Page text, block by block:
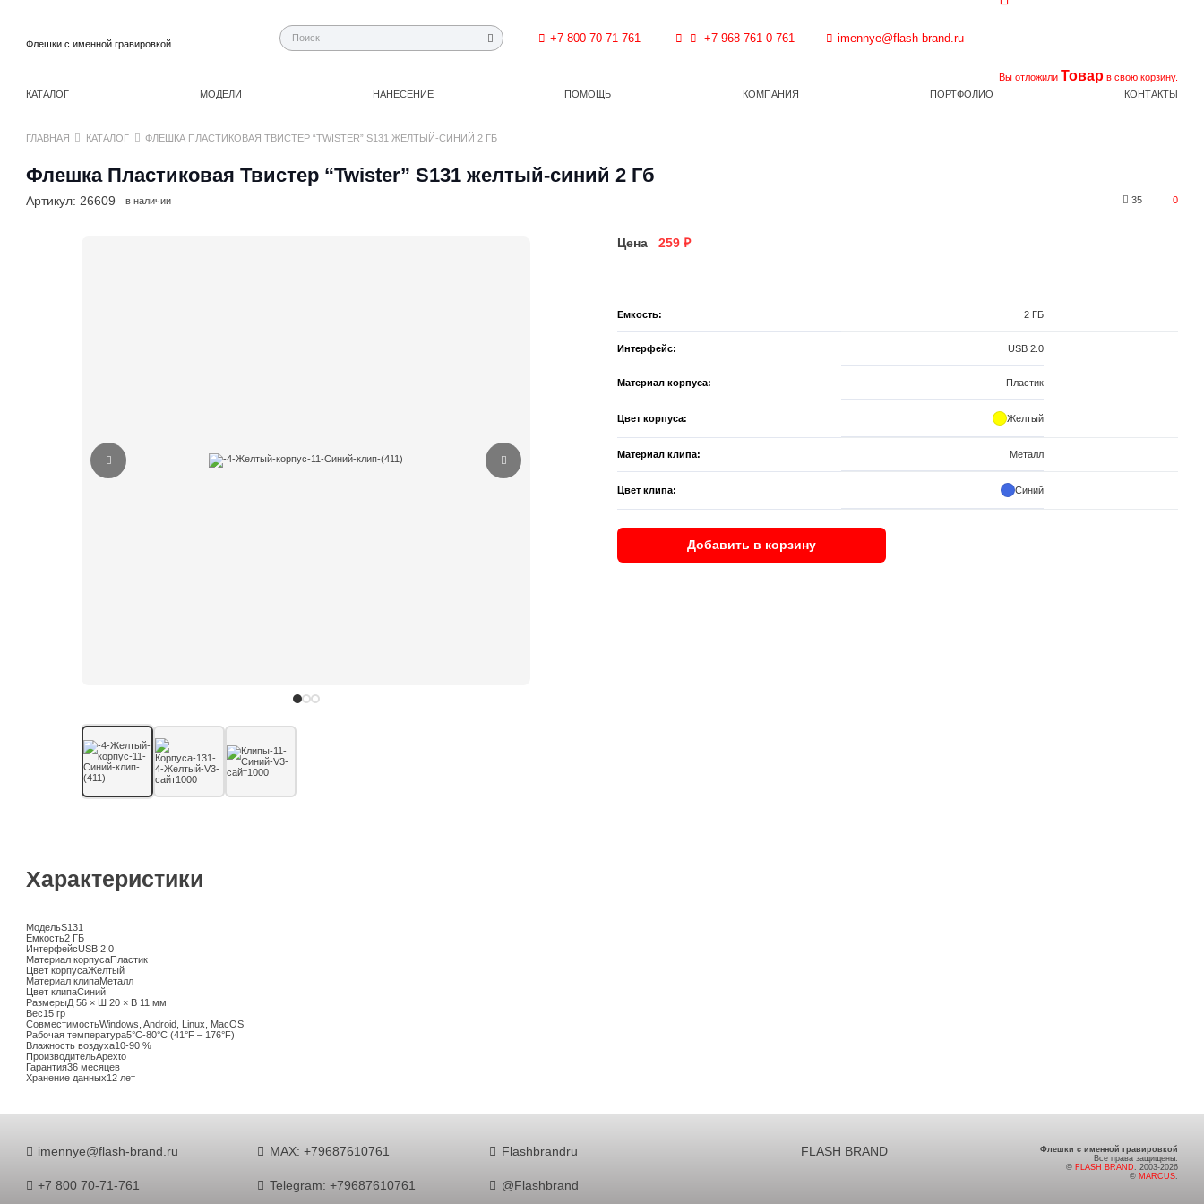
Флешки с именной гравировкой +7 800 70-71-761 +7 968 761-0-761 imennye@flash-brand.ru
Вы отложили Товар в свою корзину.
КАТАЛОГ
МОДЕЛИ НАНЕСЕНИЕ ПОМОЩЬ КОМПАНИЯ ПОРТФОЛИО КОНТАКТЫ
ГЛАВНАЯ КАТАЛОГ ФЛЕШКА ПЛАСТИКОВАЯ ТВИСТЕР “TWISTER” S131 ЖЕЛТЫЙ-СИНИЙ 2 ГБ
Флешка Пластиковая Твистер “Twister” S131 желтый-синий 2 Гб
Артикул: 26609 в наличии 35 0
Цена 259 ₽
Емкость: 2 ГБ
Интерфейс: USB 2.0
Материал корпуса: Пластик
Цвет корпуса: Желтый
Материал клипа: Металл
Цвет клипа: Синий
Добавить в корзину
Характеристики
МодельS131
Емкость2 ГБ
ИнтерфейсUSB 2.0
Материал корпусаПластик
Цвет корпусаЖелтый
Материал клипаМеталл
Цвет клипаСиний
РазмерыД 56 × Ш 20 × В 11 мм
Вес15 гр
СовместимостьWindows, Android, Linux, MacOS
Рабочая температура5°C-80°C (41°F – 176°F)
Влажность воздуха10-90 %
ПроизводительApexto
Гарантия36 месяцев
Хранение данных12 лет
imennye@flash-brand.ru
+7 800 70-71-761
MAX: +79687610761
Telegram: +79687610761
Flashbrandru
@Flashbrand
FLASH BRAND
Флешки с именной гравировкой
Все права защищены.
© FLASH BRAND
. 2003-2026
© MARCUS